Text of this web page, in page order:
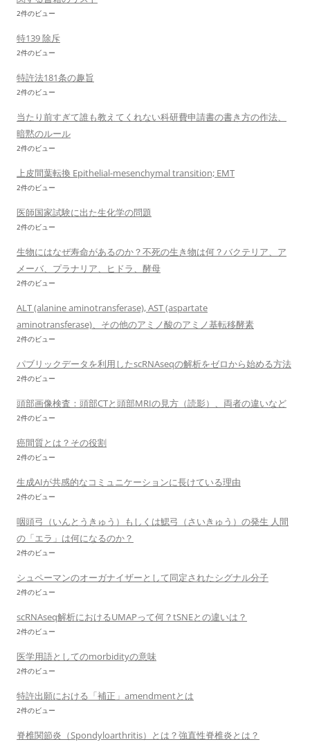
2件のビュー
特139 除斥
2件のビュー
特許法181条の趣旨
2件のビュー
当たり前すぎて誰も教えてくれない科研費申請書の書き方の作法、
暗黙のルール
2件のビュー
上皮間葉転換 Epithelial-mesenchymal transition; EMT
2件のビュー
医師国家試験に出た生化学の問題
2件のビュー
生物にはなぜ寿命があるのか？不死の生き物は何？バクテリア、ア
メーバ、プラナリア、ヒドラ、酵母
2件のビュー
ALT (alanine aminotransferase), AST (aspartate
aminotransferase)、その他のアミノ酸のアミノ基転移酵素
2件のビュー
パブリックデータを利用したscRNAseqの解析をゼロから始める方法
2件のビュー
頭部画像検査：頭部CTと頭部MRIの見方（読影）、両者の違いなど
2件のビュー
癌間質とは？その役割
2件のビュー
生成AIが共感的なコミュニケーションに長けている理由
2件のビュー
咽頭弓（いんとうきゅう）もしくは鰓弓（さいきゅう）の発生 人間
の「エラ」は何になるのか？
2件のビュー
シュペーマンのオーガナイザーとして同定されたシグナル分子
2件のビュー
scRNAseq解析におけるUMAPって何？tSNEとの違いは？
2件のビュー
医学用語としてのmorbidityの意味
2件のビュー
特許出願における「補正」amendmentとは
2件のビュー
脊椎関節炎（Spondyloarthritis）とは？強直性脊椎炎とは？